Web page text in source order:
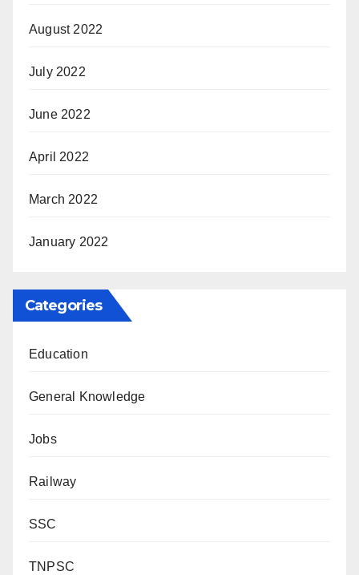
August 2022
July 2022
June 2022
April 2022
March 2022
January 2022
Categories
Education
General Knowledge
Jobs
Railway
SSC
TNPSC